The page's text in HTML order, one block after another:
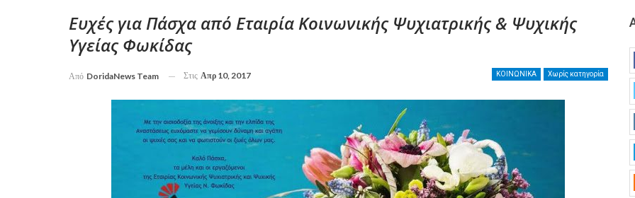
Ευχές για Πάσχα από Εταιρία Κοινωνικής Ψυχιατρικής & Ψυχικής
Υγείας Φωκίδας
ΚΟΙΝΩΝΙΚΑ Χωρίς κατηγορία
Από DoridaNews Team Στις Απρ 10, 2017